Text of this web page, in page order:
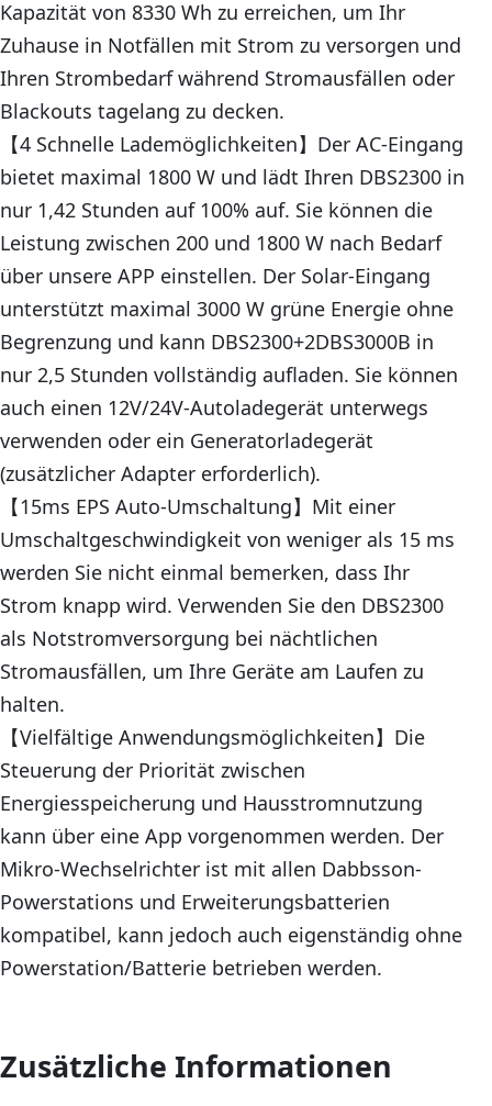
Kapazität von 8330 Wh zu erreichen, um Ihr
Zuhause in Notfällen mit Strom zu versorgen und
Ihren Strombedarf während Stromausfällen oder
Blackouts tagelang zu decken.
【4 Schnelle Lademöglichkeiten】Der AC-Eingang
bietet maximal 1800 W und lädt Ihren DBS2300 in
nur 1,42 Stunden auf 100% auf. Sie können die
Leistung zwischen 200 und 1800 W nach Bedarf
über unsere APP einstellen. Der Solar-Eingang
unterstützt maximal 3000 W grüne Energie ohne
Begrenzung und kann DBS2300+2DBS3000B in
nur 2,5 Stunden vollständig aufladen. Sie können
auch einen 12V/24V-Autoladegerät unterwegs
verwenden oder ein Generatorladegerät
(zusätzlicher Adapter erforderlich).
【15ms EPS Auto-Umschaltung】Mit einer
Umschaltgeschwindigkeit von weniger als 15 ms
werden Sie nicht einmal bemerken, dass Ihr
Strom knapp wird. Verwenden Sie den DBS2300
als Notstromversorgung bei nächtlichen
Stromausfällen, um Ihre Geräte am Laufen zu
halten.
【Vielfältige Anwendungsmöglichkeiten】Die
Steuerung der Priorität zwischen
Energiesspeicherung und Hausstromnutzung
kann über eine App vorgenommen werden. Der
Mikro-Wechselrichter ist mit allen Dabbsson-
Powerstations und Erweiterungsbatterien
kompatibel, kann jedoch auch eigenständig ohne
Powerstation/Batterie betrieben werden.
Zusätzliche Informationen